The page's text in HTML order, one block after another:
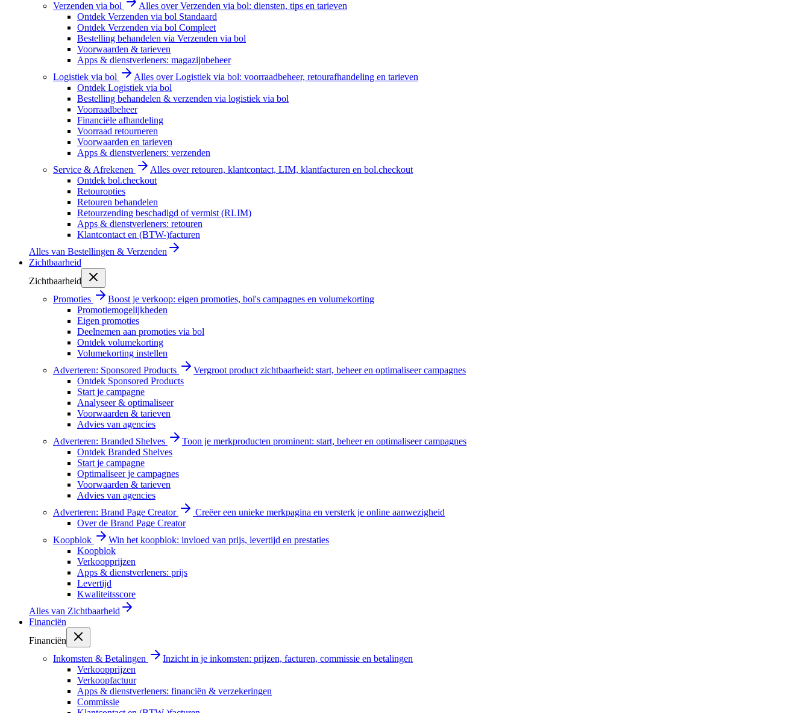
Verzenden via bol
Alles over Verzenden via bol: diensten, tips en tarieven
Ontdek Verzenden via bol Standaard
Ontdek Verzenden via bol Compleet
Bestelling behandelen via Verzenden via bol
Voorwaarden & tarieven
Apps & dienstverleners: magazijnbeheer
Logistiek via bol
Alles over Logistiek via bol: voorraadbeheer, retourafhandeling en tarieven
Ontdek Logistiek via bol
Bestelling behandelen & verzenden via logistiek via bol
Voorraadbeheer
Financiële afhandeling
Voorraad retourneren
Voorwaarden en tarieven
Apps & dienstverleners: verzenden
Service & Afrekenen
Alles over retouren, klantcontact, LIM, klantfacturen en bol.checkout
Ontdek bol.checkout
Retouropties
Retouren behandelen
Retourzending beschadigd of vermist (RLIM)
Apps & dienstverleners: retouren
Klantcontact en (BTW-)facturen
Alles van Bestellingen & Verzenden
Zichtbaarheid
Zichtbaarheid
Promoties
Boost je verkoop: eigen promoties, bol's campagnes en volumekorting
Promotiemogelijkheden
Eigen promoties
Deelnemen aan promoties via bol
Ontdek volumekorting
Volumekorting instellen
Adverteren: Sponsored Products
Vergroot product zichtbaarheid: start, beheer en optimaliseer campagnes
Ontdek Sponsored Products
Start je campagne
Analyseer & optimaliseer
Voorwaarden & tarieven
Advies van agencies
Adverteren: Branded Shelves
Toon je merkproducten prominent: start, beheer en optimaliseer campagnes
Ontdek Branded Shelves
Start je campagne
Optimaliseer je campagnes
Voorwaarden & tarieven
Advies van agencies
Adverteren: Brand Page Creator
Creëer een unieke merkpagina en versterk je online aanwezigheid
Over de Brand Page Creator
Koopblok
Win het koopblok: invloed van prijs, levertijd en prestaties
Koopblok
Verkoopprijzen
Apps & dienstverleners: prijs
Levertijd
Kwaliteitsscore
Alles van Zichtbaarheid
Financiën
Financiën
Inkomsten & Betalingen
Inzicht in je inkomsten: prijzen, facturen, commissie en betalingen
Verkoopprijzen
Verkoopfactuur
Apps & dienstverleners: financiën & verzekeringen
Commissie